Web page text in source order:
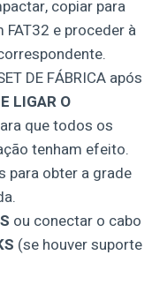
copiar para
e proceder à
DE FÁBRICA após
LIGAR O
que todos os
tenham efeito.
para obter a grade
ou conectar o cabo
(se houver suporte